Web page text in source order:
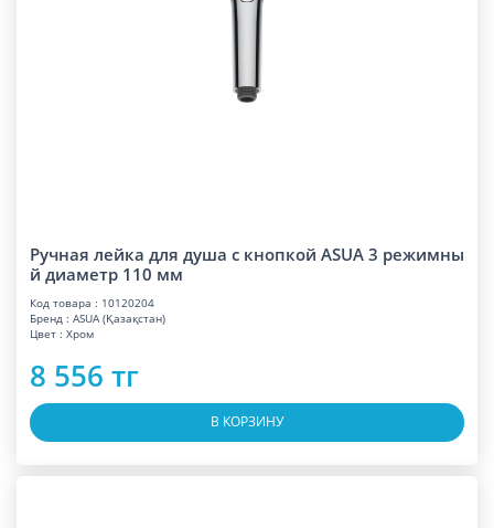
Ручная лейка для душа с кнопкой ASUA 3 режимны
й диаметр 110 мм
Код товара : 10120204
Бренд : ASUA (Қазақстан)
Цвет : Хром
8 556 тг
В КОРЗИНУ